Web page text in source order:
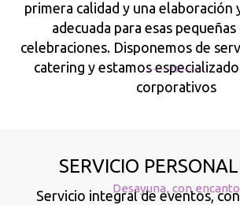
primera calidad y una elaboración
adecuada para esas
celebraciones. Disponemos de
catering y estamos
corporativos
SERVICIO
Servicio integral de eventos,
Desayuna, con encanto